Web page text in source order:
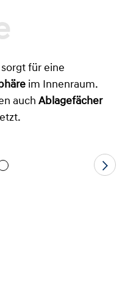
sorgt für eine
im Innenraum.
auch Ablagefächer